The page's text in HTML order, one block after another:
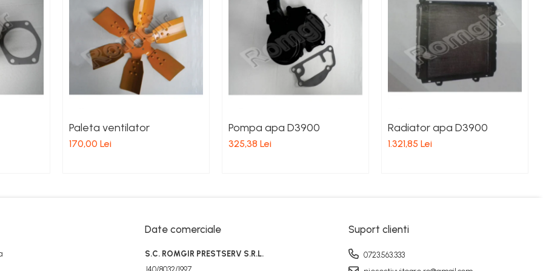
Paleta ventilator
170,00 Lei
Pompa apa D3900
325,38 Lei
Radiator apa D3900
1.321,85 Lei
Date comerciale
S.C. ROMGIR PRESTSERV S.R.L.
Suport clienti
0723.563.333